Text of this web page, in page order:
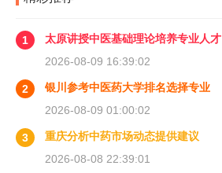
1
太原讲授中医基础理论培养专业人才
2026-08-09 16:39:02
2
银川参考中医药大学排名选择专业
2026-08-09 01:00:02
3
重庆分析中药市场动态提供建议
2026-08-08 22:39:01